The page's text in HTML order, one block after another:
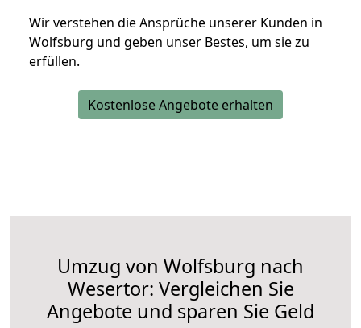
Wir verstehen die Ansprüche unserer Kunden in
Wolfsburg und geben unser Bestes, um sie zu
erfüllen.
Kostenlose Angebote erhalten
Umzug von Wolfsburg nach
Wesertor: Vergleichen Sie
Angebote und sparen Sie Geld